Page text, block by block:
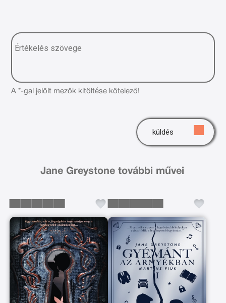
A *-gal jelölt mezők kitöltése kötelező!
küldés
Jane Greystone további művei